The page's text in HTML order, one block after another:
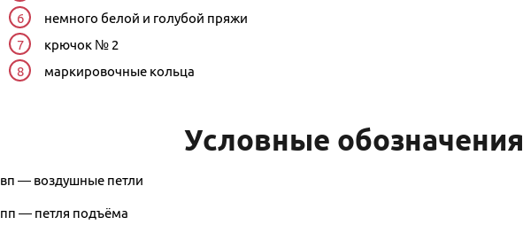
немного белой и голубой пряжи
крючок № 2
маркировочные кольца
Условные обозначения
вп — воздушные петли
пп — петля подъёма